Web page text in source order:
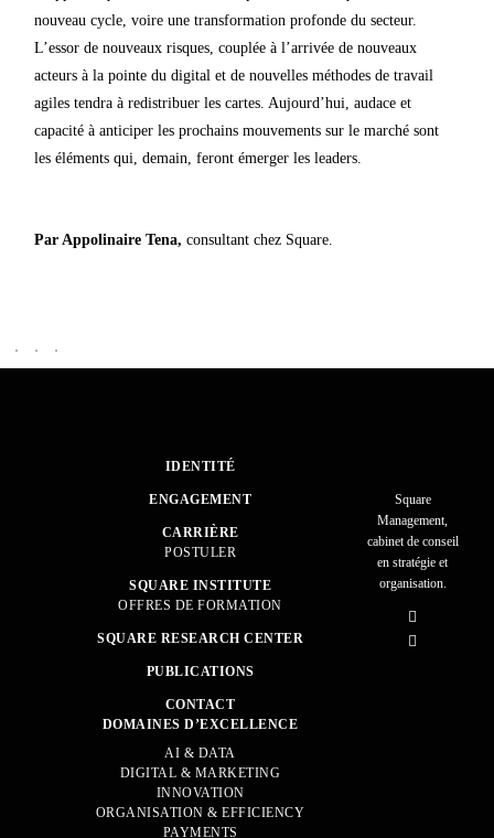
nouveau cycle, voire une transformation profonde du secteur.
L’essor de nouveaux risques, couplée à l’arrivée de nouveaux
acteurs à la pointe du digital et de nouvelles méthodes de travail
agiles tendra à redistribuer les cartes. Aujourd’hui, audace et
capacité à anticiper les prochains mouvements sur le marché sont
les éléments qui, demain, feront émerger les leaders.
Par Appolinaire Tena, consultant chez Square.
IDENTITÉ
ENGAGEMENT
CARRIÈRE
POSTULER
SQUARE INSTITUTE
OFFRES DE FORMATION
SQUARE RESEARCH CENTER
PUBLICATIONS
CONTACT
DOMAINES D’EXCELLENCE
AI & DATA
DIGITAL & MARKETING
INNOVATION
ORGANISATION & EFFICIENCY
PAYMENTS
Square
Management,
cabinet de conseil
en stratégie et
organisation.